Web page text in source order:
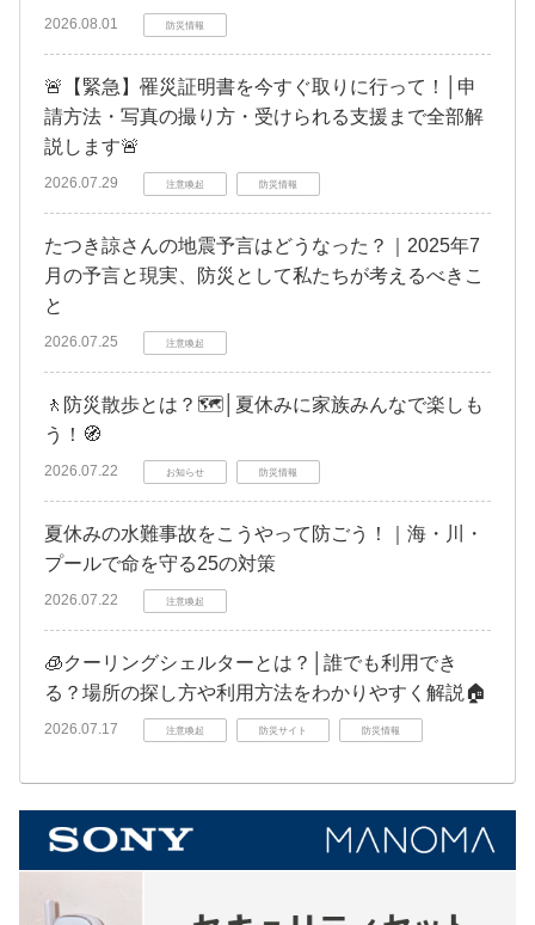
2026.08.01 防災情報
🚨【緊急】罹災証明書を今すぐ取りに行って！│申
請方法・写真の撮り方・受けられる支援まで全部解
説します🚨
2026.07.29 注意喚起 防災情報
たつき諒さんの地震予言はどうなった？｜2025年7
月の予言と現実、防災として私たちが考えるべきこ
と
2026.07.25 注意喚起
🚶防災散歩とは？🗺️│夏休みに家族みんなで楽しも
う！🧭
2026.07.22 お知らせ 防災情報
夏休みの水難事故をこうやって防ごう！｜海・川・
プールで命を守る25の対策
2026.07.22 注意喚起
🧊クーリングシェルターとは？│誰でも利用でき
る？場所の探し方や利用方法をわかりやすく解説🏠
2026.07.17 注意喚起 防災サイト 防災情報